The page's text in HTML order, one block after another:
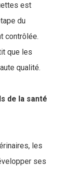
est
du
contrôlée.
que les
qualité.
de la santé
les
ses